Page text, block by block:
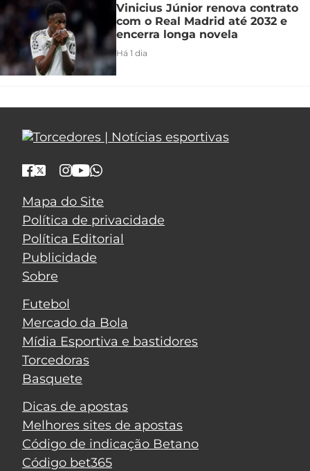
Vinicius Júnior renova contrato
com o Real Madrid até 2032 e
encerra longa novela
Há 1 dia
Mapa do Site
Política de privacidade
Política Editorial
Publicidade
Sobre
Futebol
Mercado da Bola
Mídia Esportiva e bastidores
Torcedoras
Basquete
Dicas de apostas
Melhores sites de apostas
Código de indicação Betano
Código bet365